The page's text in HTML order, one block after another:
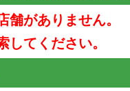
舗がありません。
してください。